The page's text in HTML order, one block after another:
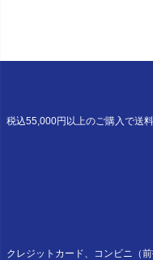
税込55,000円以上のご購入で送
クレジットカード、コンビニ（